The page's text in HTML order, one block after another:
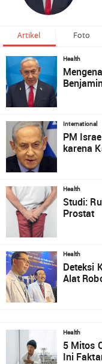
Artikel Foto
Health
International
PM
karena
Health
Studi:
Prostat
Health
Deteksi
Alat
Health
5 Mitos
Ini